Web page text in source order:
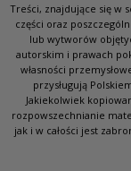
Treści, znajdujące się w
części oraz
lub wytworów
autorskim i prawach
własności
przysługują
Jakiekolwiek
rozpowszechnianie
jak i w całości jest